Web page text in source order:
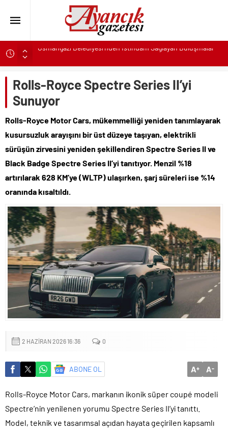
Başkan Eşki’den Çamdibi çıkarması: “Halkımızın içinde,
Konak’ta imzalar fırsat eşitliği için atıldı
Başkan Hatice Gençay: “Didim’in Minik Ev Sahiplerine Sahip
Çıkmaya Devam Edeceğiz”
K. Menderes’te AKTAŞ Bereketi
Başkan Hatice Gençay: “Didim’in Her Noktasında Gece
Gündüz Sahadayız”
Başkan Çerçioğlu’ndan 7 Eylül Temalı Ödüllü Resim, Şiir ve
Kompozisyon Yarışması
Destekliyoruz”
Torbalı’nın kuru domates emekçileri yalnız bırakılmadı
Küçük işletmeler büyük siber risklerle karşı karşıya
Osmangazi Belediyesi’nden İstihdam Sağlayan Buluşmalar
Rolls-Royce Spectre Series II’yi
Sunuyor
Rolls-Royce Motor Cars, mükemmelliği yeniden tanımlayarak
kusursuzluk arayışını bir üst düzeye taşıyan, elektrikli
sürüşün zirvesini yeniden şekillendiren Spectre Series II ve
Black Badge Spectre Series II’yi tanıtıyor. Menzil %18
artırılarak 628 KM’ye (WLTP) ulaşırken, şarj süreleri ise %14
oranında kısaltıldı.
2 HAZIRAN 2026 16:36 0
ABONE OL A+ A-
Rolls-Royce Motor Cars, markanın ikonik süper coupé modeli
Spectre’nin yenilenen yorumu Spectre Series II’yi tanıttı.
Model, teknik ve tasarımsal açıdan hayata geçirilen kapsamlı